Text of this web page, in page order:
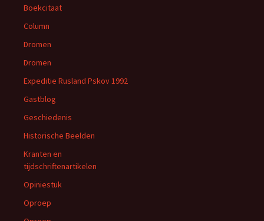
Boekcitaat
Column
Dromen
Dromen
Expeditie Rusland Pskov 1992
Gastblog
Geschiedenis
Historische Beelden
Kranten en
tijdschriftenartikelen
Opiniestuk
Oproep